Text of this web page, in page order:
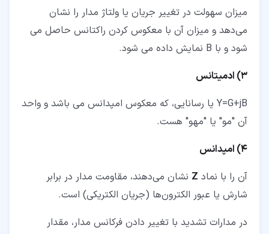
میزان سهولت در تغییر جریان یا ولتاژ مدار را نشان
می‌دهد و میزان آن با معکوس کردن راکتانس حاصل می
شود و با B نمایش داده می شود.
3) ادمیتانس
Y=G+jB یا رسانایی، که معکوس امپدانس می باشد و واحد
آن "مو" یا "مهو" هست.
4) امپدانس
آن را با نماد Z نشان می‌دهند، مقاومت مدار در برابر
شارش یا عبور الکترون‌ها (جریان الکتریکی) است.
در مدارات تشدید با تغییر دادن فرکانس مدار، مقدار